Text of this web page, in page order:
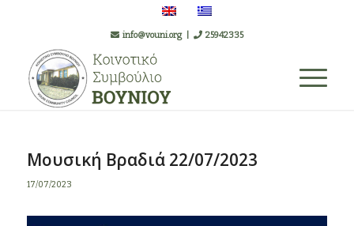
info@vouni.org| 25942335
Μουσική Βραδιά 22/07/2023
17/07/2023